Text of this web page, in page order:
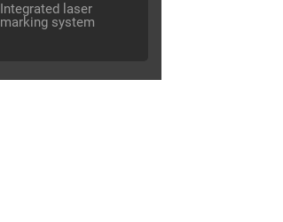
Integrated laser
marking system